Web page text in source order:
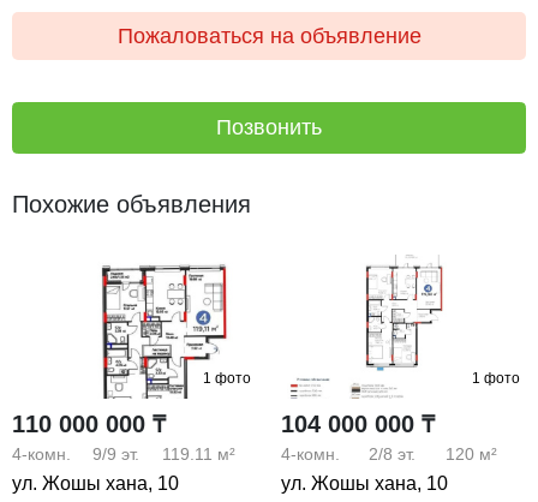
Пожаловаться на объявление
Позвонить
Похожие объявления
1 фото
110 000 000 ₸
4-комн. 9/9 эт. 119.11 м²
ул. Жошы хана, 10
1 фото
104 000 000 ₸
4-комн. 2/8 эт. 120 м²
ул. Жошы хана, 10